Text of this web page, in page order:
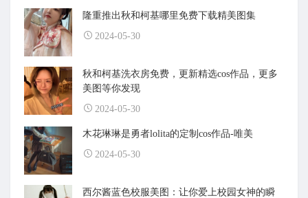
隆重推出秋和柯基哪里免费下载精美图集
2024-05-30
秋和柯基洗衣房免费，更新精选cos作品，更多
美图等你发现
2024-05-30
木花琳琳是勇者lolita的定制cos作品-唯美
2024-05-30
西尔酱蓝色校服美图：让你爱上校园女神的瞬